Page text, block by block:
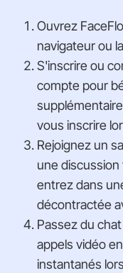
Ouvrez
navigateur ou
S'inscrire ou
compte pour
vous inscrire
Rejoignez un
une
entrez dans
décontractée
Passez du
appels vidéo
instantanés